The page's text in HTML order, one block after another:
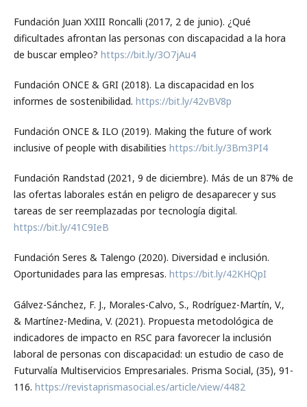
Fundación Juan XXIII Roncalli (2017, 2 de junio). ¿Qué
dificultades afrontan las personas con discapacidad a la hora
de buscar empleo? https://bit.ly/3O7jAu4
Fundación ONCE & GRI (2018). La discapacidad en los
informes de sostenibilidad. https://bit.ly/42vBV8p
Fundación ONCE & ILO (2019). Making the future of work
inclusive of people with disabilities https://bit.ly/3Bm3PI4
Fundación Randstad (2021, 9 de diciembre). Más de un 87% de
las ofertas laborales están en peligro de desaparecer y sus
tareas de ser reemplazadas por tecnología digital.
https://bit.ly/41C9IeB
Fundación Seres & Talengo (2020). Diversidad e inclusión.
Oportunidades para las empresas. https://bit.ly/42KHQpI
Gálvez-Sánchez, F. J., Morales-Calvo, S., Rodríguez-Martín, V.,
& Martínez-Medina, V. (2021). Propuesta metodológica de
indicadores de impacto en RSC para favorecer la inclusión
laboral de personas con discapacidad: un estudio de caso de
Futurvalía Multiservicios Empresariales. Prisma Social, (35), 91-
116. https://revistaprismasocial.es/article/view/4482